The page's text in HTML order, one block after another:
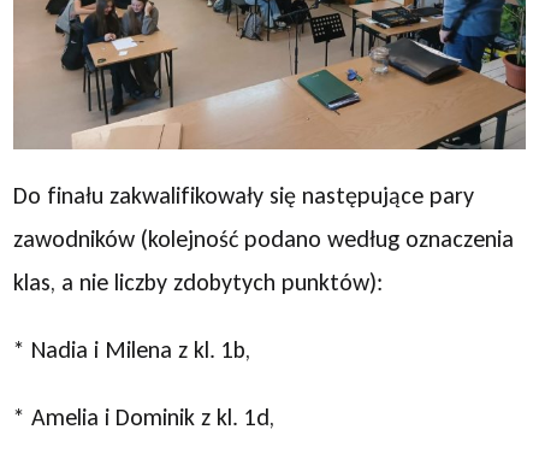
Do finału zakwalifikowały się następujące pary
zawodników (kolejność podano według oznaczenia
klas, a nie liczby zdobytych punktów):
* Nadia i Milena z kl. 1b,
* Amelia i Dominik z kl. 1d,